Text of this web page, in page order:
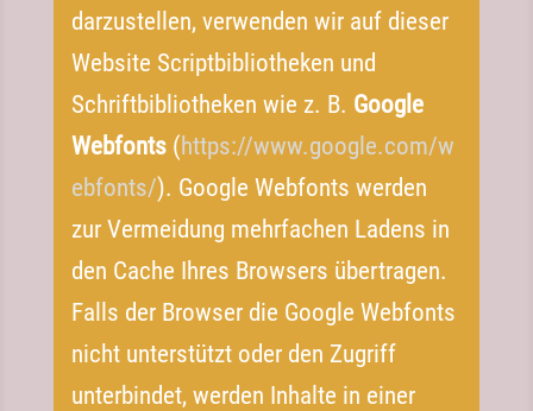
darzustellen, verwenden wir auf dieser
Website Scriptbibliotheken und
Schriftbibliotheken wie z. B. Google
Webfonts(https://​www​.google​.com/​w​
e​b​f​onts/). Google Webfonts werden
zur Vermeidung mehrfachen Ladens in
den Cache Ihres Browsers übertragen.
Falls der Browser die Google Webfonts
nicht unterstützt oder den Zugriff
unterbindet, werden Inhalte in einer